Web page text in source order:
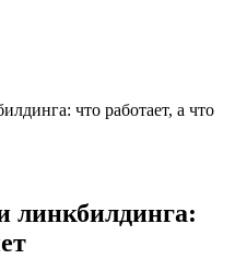
что работает, а что
линкбилдинга: